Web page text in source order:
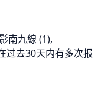
南九線 (1),
过去30天内有多次报